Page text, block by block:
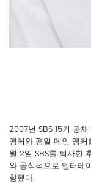
2007년 SBS 15기 공
앵커와 평일 메인 앵
월 2일 SBS를 퇴사한
와 공식적으로 엔터테
향했다.